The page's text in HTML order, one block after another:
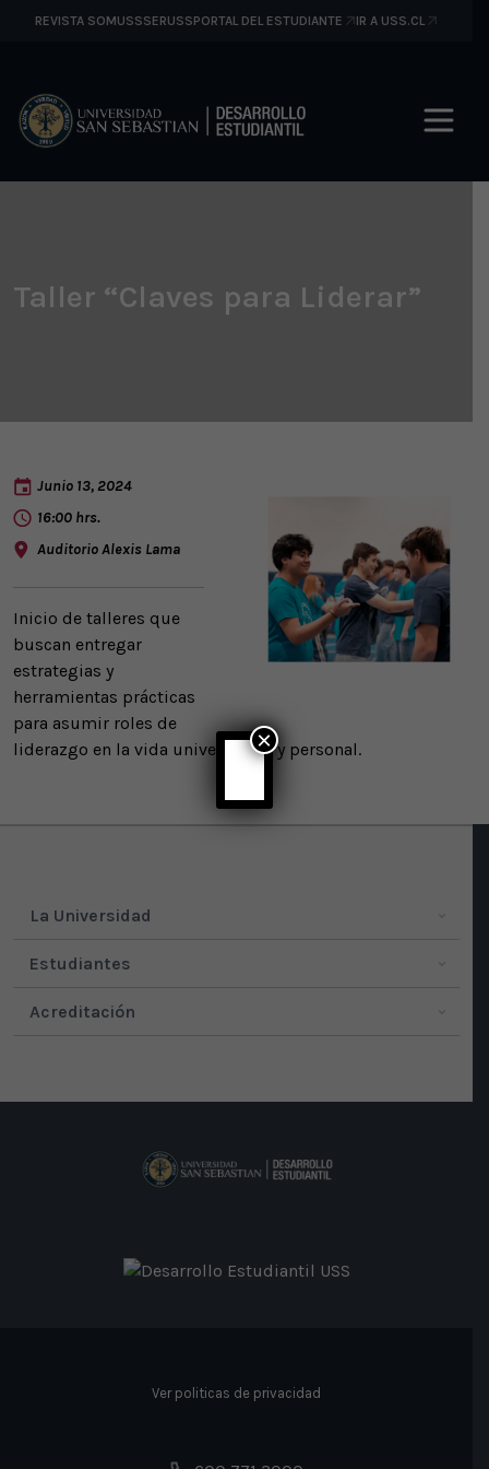
REVISTA SOMUSSSERUSSPORTAL DEL ESTUDIANTE IR A USS.CL
Taller “Claves para Liderar”
Junio 13, 2024
16:00 hrs.
Auditorio Alexis Lama
Inicio de talleres que
buscan entregar
estrategias y
herramientas prácticas
para asumir roles de
liderazgo en la vida universitaria y personal.
La Universidad
Estudiantes
Acreditación
Ver politicas de privacidad
×